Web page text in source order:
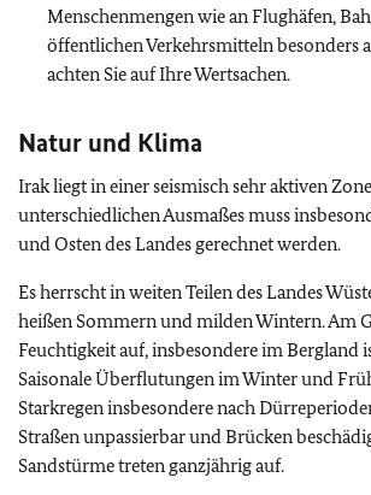
Menschenmengen wie an Flughäfen,
öffentlichen Verkehrsmitteln besonders
achten Sie auf Ihre Wertsachen.
Natur und Klima
Irak liegt in einer seismisch sehr aktiven
unterschiedlichen Ausmaßes muss
und Osten des Landes gerechnet werden.
Es herrscht in weiten Teilen des Landes
heißen Sommern und milden Wintern. Am
Feuchtigkeit auf, insbesondere im Bergland
Saisonale Überflutungen im Winter und
Starkregen insbesondere nach
Straßen unpassierbar und Brücken
Sandstürme treten ganzjährig auf.